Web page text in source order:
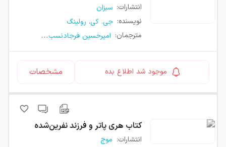
انتشارات: سبزان
نویسنده: جی. کی. رولینگ
مترجمان: امیرحسین فرجادنسب...
موجود شد اطلاع بده مشخصات
کتاب هری پاتر و فرزند نفرین‌شده
انتشارات: موج